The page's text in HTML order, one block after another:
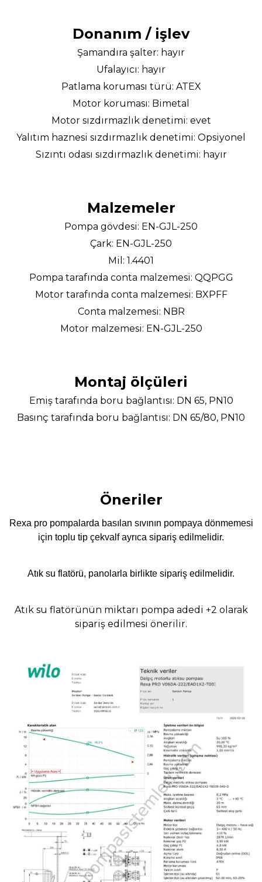
Donanım / işlev
Şamandıra şalter: hayır
Ufalayıcı: hayır
Patlama koruması türü: ATEX
Motor koruması: Bimetal
Motor sızdırmazlık denetimi: evet
Yalıtım haznesi sızdırmazlık denetimi: Opsiyonel
Sızıntı odası sızdırmazlık denetimi: hayır
Malzemeler
Pompa gövdesi: EN-GJL-250
Çark: EN-GJL-250
Mil: 1.4401
Pompa tarafında conta malzemesi: QQPGG
Motor tarafında conta malzemesi: BXPFF
Conta malzemesi: NBR
Motor malzemesi: EN-GJL-250
Montaj ölçüleri
Emiş tarafında boru bağlantısı: DN 65, PN10
Basınç tarafında boru bağlantısı: DN 65/80, PN10
Öneriler
Rexa pro pompalarda basılan sıvının pompaya dönmemesi
için toplu tip çekvalf ayrıca sipariş edilmelidir.
Atık su flatörü, panolarla birlikte sipariş edilmelidir.
Atık su flatörünün miktarı pompa adedi +2 olarak
sipariş edilmesi önerilir.